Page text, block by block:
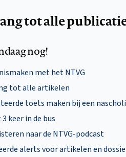
tot alle
nog!
met het NTVG
tot alle artikelen
toets maken bij een
keer in de bus
naar de NTVG-podcast
alerts voor artikelen en